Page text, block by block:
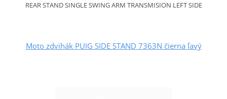
REAR STAND SINGLE SWING ARM TRANSMISION LEFT SIDE
Moto zdvihák PUIG SIDE STAND 7363N čierna ľavý